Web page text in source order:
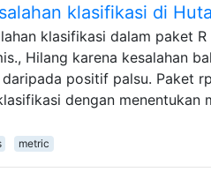
klasifikasi di
klasifikasi dalam paket R
Hilang karena kesalahan
positif palsu. Paket
dengan menentukan
metric